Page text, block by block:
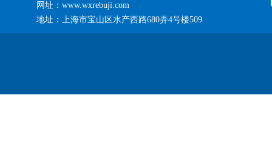
网址：www.wxrebuji.com
地址：上海市宝山区水产西路680弄4号楼509